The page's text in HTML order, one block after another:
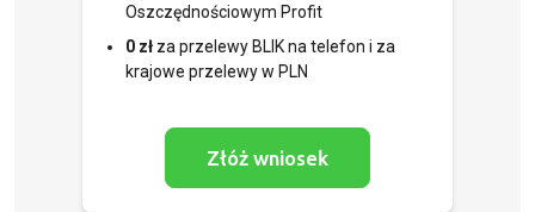
Oszczędnościowym Profit
0 złza przelewy BLIK na telefon i za
krajowe przelewy w PLN
Złóż wniosek